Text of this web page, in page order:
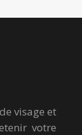
visage et
votre